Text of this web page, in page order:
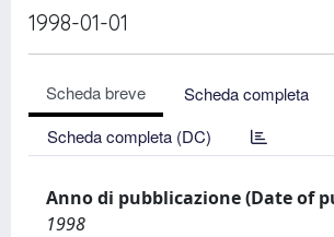
1998-01-01
Scheda breve
Scheda completa
Scheda completa (DC)
Anno di pubblicazione (Date of
1998